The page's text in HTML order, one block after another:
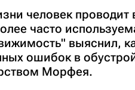
человек проводит
часто
выяснил,
ошибок в
Морфея.